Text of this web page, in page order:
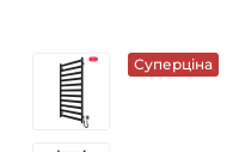
Суперціна